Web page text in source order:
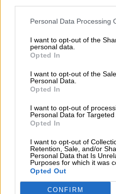
Personal Data Processing
I want to opt-out of the
personal data.
Opted In
I want to opt-out of the
Personal Data.
Opted In
I want to opt-out of
Personal Data for Targeted
Opted In
I want to opt-out of
Retention, Sale, and/or
Personal Data that Is
Purposes for which it was
Opted Out
CONFIRM
Βαρδινογιάννη- Εξάρχου και ο
05.08.2026 - 13:37
Randy Schekman, Νομπελίστας
μπορεί να έχουμε θεραπεία που
05.08.2026 - 12:33
παρονομαστή το κοινό
Αντώνης Βουκλαρής - «ΕΡΡΙΚΟΣ
05.08.2026 - 11:30
Η νέα εποχή στην εκπαίδευση
διαμεσολαβητών